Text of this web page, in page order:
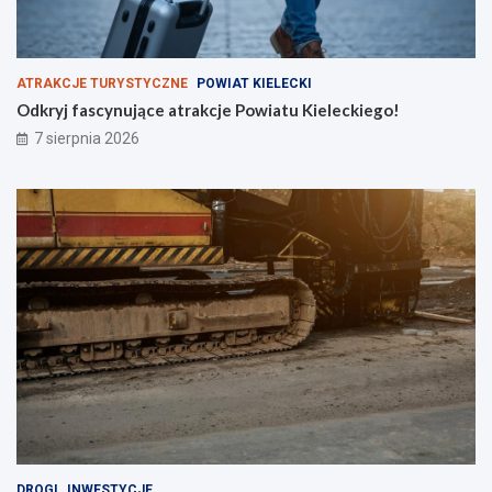
j
ATRAKCJE TURYSTYCZNE POWIAT KIELECKI
Odkryj fascynujące atrakcje Powiatu Kieleckiego!
7 sierpnia 2026